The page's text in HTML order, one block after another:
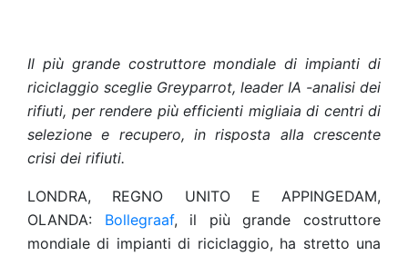
Il più grande costruttore mondiale di impianti di
riciclaggio sceglie Greyparrot, leader IA -analisi dei
rifiuti, per rendere più efficienti migliaia di centri di
selezione e recupero, in risposta alla crescente
crisi dei rifiuti.
LONDRA, REGNO UNITO E APPINGEDAM,
OLANDA: Bollegraaf, il più grande costruttore
mondiale di impianti di riciclaggio, ha stretto una